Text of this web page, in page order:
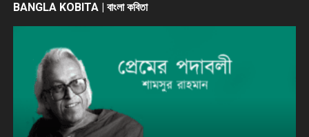
BANGLA KOBITA | বাংলা কবিতা